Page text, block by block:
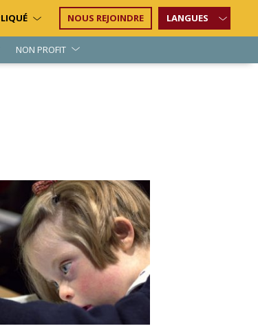
NOUS REJOINDRE LANGUES
NON PROFIT